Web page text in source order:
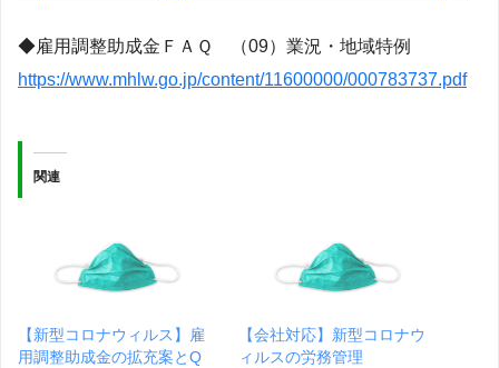
◆雇用調整助成金ＦＡＱ （09）業況・地域特例
https://www.mhlw.go.jp/content/11600000/000783737.pdf
関連
【新型コロナウィルス】雇
用調整助成金の拡充案とQ
【会社対応】新型コロナウ
ィルスの労務管理